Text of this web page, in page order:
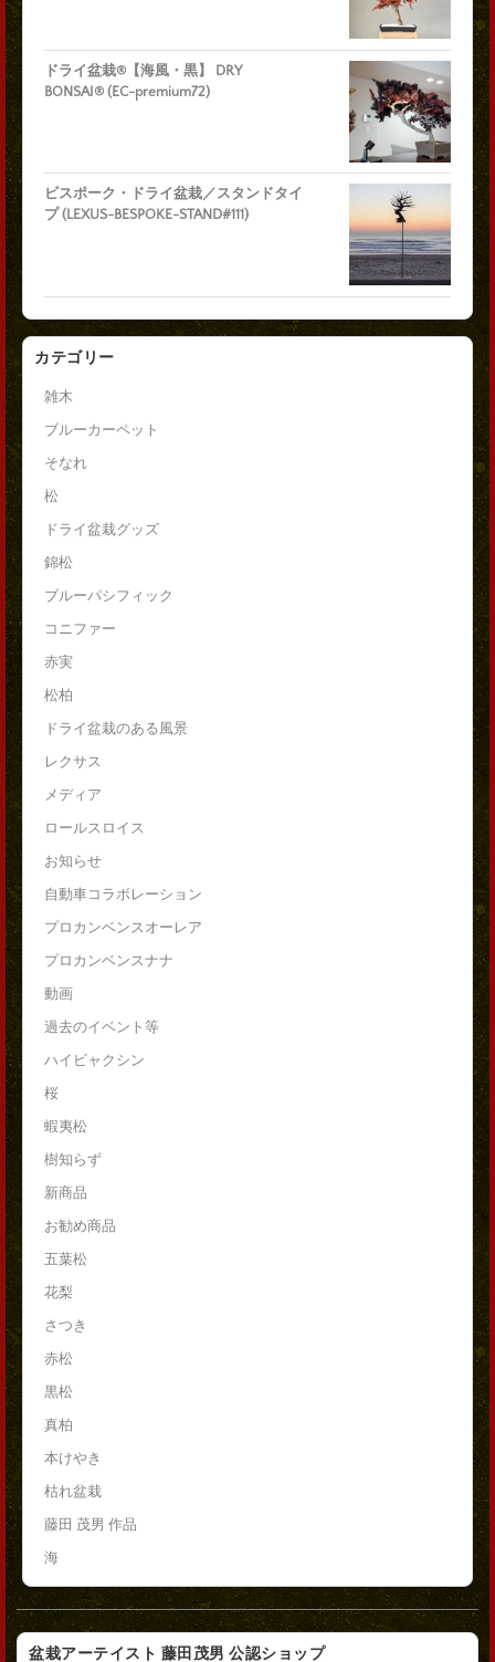
ドライ盆栽®【海風・黒】 DRY
BONSAI® (EC-premium72)
ビスポーク・ドライ盆栽／スタンドタイ
プ (LEXUS-BESPOKE-STAND#111)
カテゴリー
雑木
ブルーカーペット
そなれ
松
ドライ盆栽グッズ
錦松
ブルーパシフィック
コニファー
赤実
松柏
ドライ盆栽のある風景
レクサス
メディア
ロールスロイス
お知らせ
自動車コラボレーション
プロカンベンスオーレア
プロカンベンスナナ
動画
過去のイベント等
ハイビャクシン
桜
蝦夷松
樹知らず
新商品
お勧め商品
五葉松
花梨
さつき
赤松
黒松
真柏
本けやき
枯れ盆栽
藤田 茂男 作品
海
盆栽アーテイスト 藤田茂男 公認ショップ